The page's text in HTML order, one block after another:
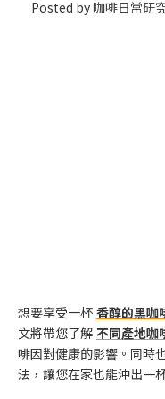
Posted by 咖啡日常研
想要享受一杯 香醇的黑咖
文將帶您了解 不同產地咖
啡因對健康的影響。同時
法，讓您在家也能沖出一